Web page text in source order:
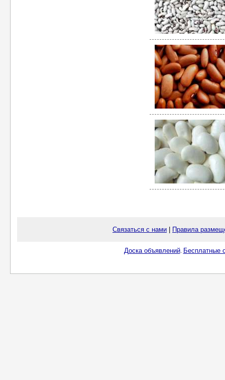
Связаться с нами Правила
Доска объявлений. Бесплатные